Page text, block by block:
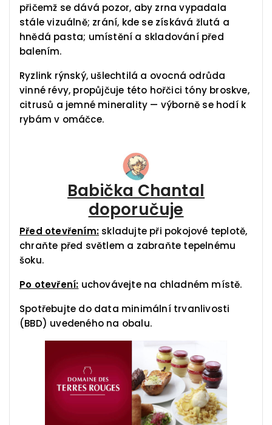
přičemž se dává pozor, aby zrna vypadala
stále vizuálně; zrání, kde se získává žlutá a
hnědá pasta; umístění a skladování před
balením.
Ryzlink rýnský, ušlechtilá a ovocná odrůda
vinné révy, propůjčuje této hořčici tóny broskve,
citrusů a jemné minerality — výborně se hodí k
rybám v omáčce.
Babička Chantal
doporučuje
Před otevřením: skladujte při pokojové teplotě,
chraňte před světlem a zabraňte tepelnému
šoku.
Po otevření: uchovávejte na chladném místě.
Spotřebujte do data minimální trvanlivosti
(BBD) uvedeného na obalu.